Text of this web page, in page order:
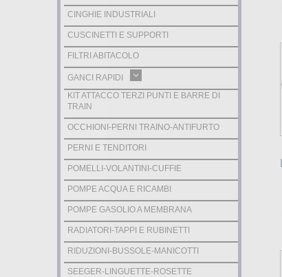
CINGHIE INDUSTRIALI
CUSCINETTI E SUPPORTI
FILTRI ABITACOLO
GANCI RAPIDI
KIT ATTACCO TERZI PUNTI E BARRE DI
TRAIN
OCCHIONI-PERNI TRAINO-ANTIFURTO
PERNI E TENDITORI
POMELLI-VOLANTINI-CUFFIE
POMPE ACQUA E RICAMBI
POMPE GASOLIO A MEMBRANA
RADIATORI-TAPPI E RUBINETTI
RIDUZIONI-BUSSOLE-MANICOTTI
SEEGER-LINGUETTE-ROSETTE